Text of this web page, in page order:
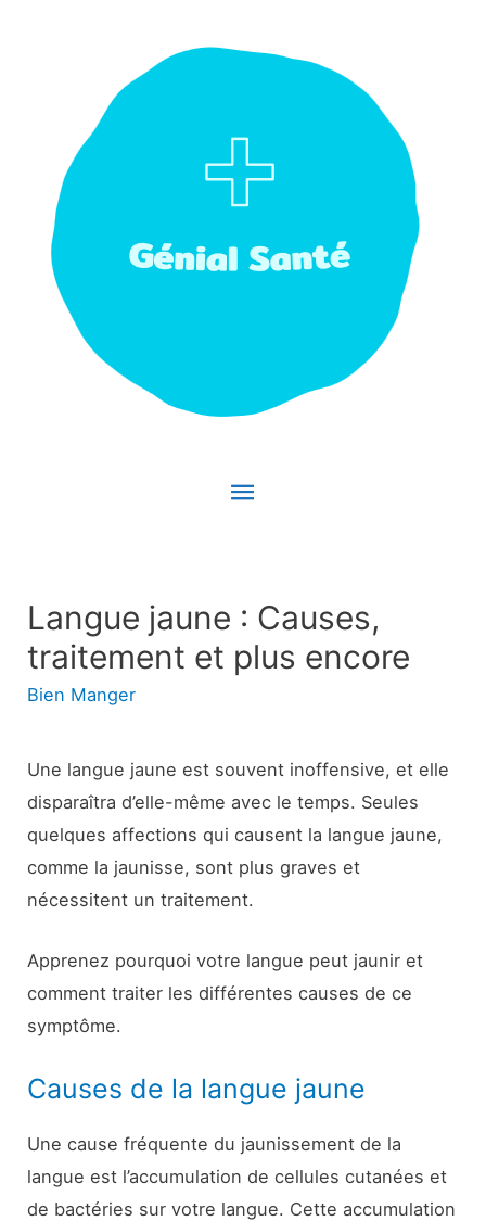
Menu
Langue jaune : Causes,
traitement et plus encore
Bien Manger
Une langue jaune est souvent inoffensive, et elle
disparaîtra d’elle-même avec le temps. Seules
quelques affections qui causent la langue jaune,
comme la jaunisse, sont plus graves et
nécessitent un traitement.
Apprenez pourquoi votre langue peut jaunir et
comment traiter les différentes causes de ce
symptôme.
Causes de la langue jaune
Une cause fréquente du jaunissement de la
langue est l’accumulation de cellules cutanées et
de bactéries sur votre langue. Cette accumulation